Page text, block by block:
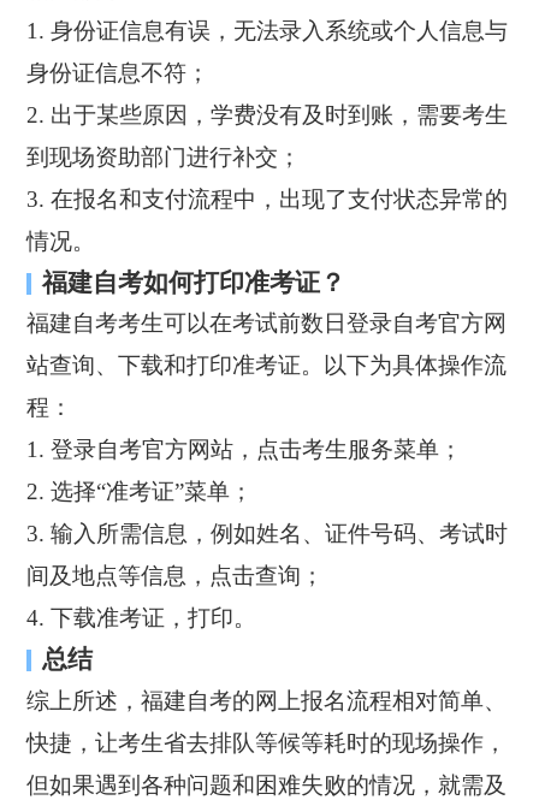
1. 身份证信息有误，无法录入系统或个人信息与
身份证信息不符；
2. 出于某些原因，学费没有及时到账，需要考生
到现场资助部门进行补交；
3. 在报名和支付流程中，出现了支付状态异常的
情况。
福建自考如何打印准考证？
福建自考考生可以在考试前数日登录自考官方网
站查询、下载和打印准考证。以下为具体操作流
程：
1. 登录自考官方网站，点击考生服务菜单；
2. 选择“准考证”菜单；
3. 输入所需信息，例如姓名、证件号码、考试时
间及地点等信息，点击查询；
4. 下载准考证，打印。
总结
综上所述，福建自考的网上报名流程相对简单、
快捷，让考生省去排队等候等耗时的现场操作，
但如果遇到各种问题和困难失败的情况，就需及